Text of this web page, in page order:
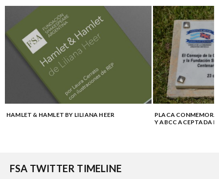
HAMLET & HAMLET BY LILIANA HEER
PLACA
Y ABCC ACEPTADA
FSA TWITTER TIMELINE